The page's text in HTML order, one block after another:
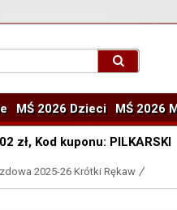
MŚ 2026 Dzieci MŚ 2026
zł, Kod kuponu: PILKARSKI
2025-26 Krótki Rękaw